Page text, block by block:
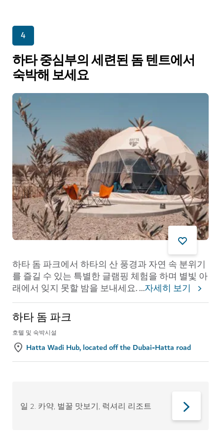
4
하타 중심부의 세련된 돔 텐트에서
숙박해 보세요
하타 돔 파크에서 하타의 산 풍경과 자연 속 분위기
를 즐길 수 있는 특별한 글램핑 체험을 하며 별빛 아
래에서 잊지 못할 밤을 보내세요....자세히 보기
하타 돔 파크
호텔 및 숙박시설
Hatta Wadi Hub, located off the Dubai-Hatta road
일 2. 카약, 벌꿀 맛보기, 럭셔리 리조트